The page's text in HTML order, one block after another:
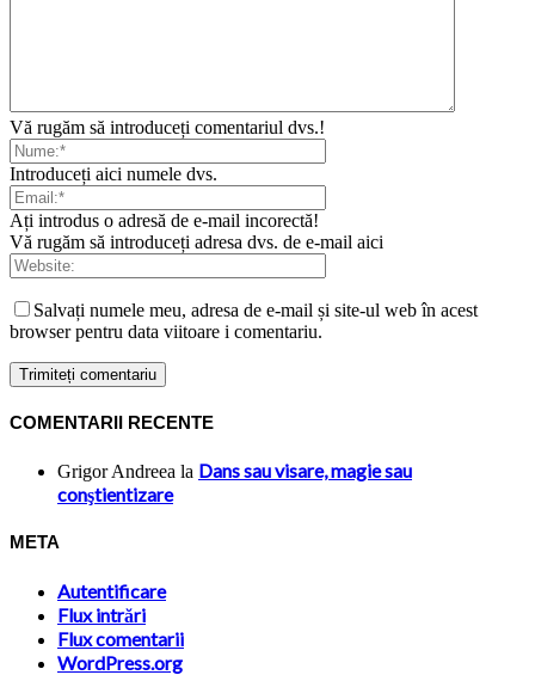
Vă rugăm să introduceți comentariul dvs.!
Introduceți aici numele dvs.
Ați introdus o adresă de e-mail incorectă!
Vă rugăm să introduceți adresa dvs. de e-mail aici
Salvați numele meu, adresa de e-mail și site-ul web în acest
browser pentru data viitoare i comentariu.
COMENTARII RECENTE
Grigor Andreea la Dans sau visare, magie sau
conştientizare
META
Autentificare
Flux intrări
Flux comentarii
WordPress.org